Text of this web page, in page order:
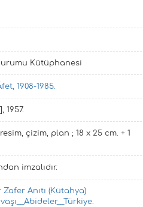
Kütüphanesi
1908-1985.
1957.
resim, çizim, plan ; 18 x 25 cm. + 1
imzalıdır.
Zafer Anıtı (Kütahya)